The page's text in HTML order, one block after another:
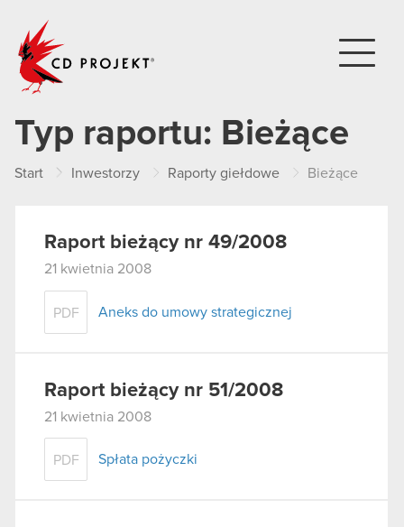
Typ raportu: Bieżące
Start Inwestorzy Raporty giełdowe Bieżące
Raport bieżący nr 49/2008
21 kwietnia 2008
PDF Aneks do umowy strategicznej
Raport bieżący nr 51/2008
21 kwietnia 2008
PDF Spłata pożyczki